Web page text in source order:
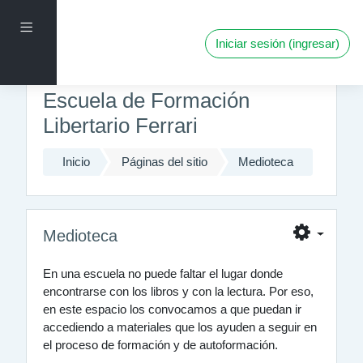
Pánel lateral
Iniciar sesión (ingresar)
Escuela de Formación
Libertario Ferrari
Inicio Páginas del sitio Medioteca
Medioteca
En una escuela no puede faltar el lugar donde
encontrarse con los libros y con la lectura. Por eso,
en este espacio los convocamos a que puedan ir
accediendo a materiales que los ayuden a seguir en
el proceso de formación y de autoformación.